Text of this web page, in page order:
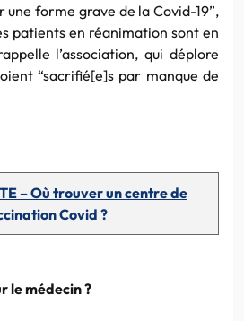
forme grave de la Covid-19”,
patients en réanimation sont en
l’association, qui déplore
“sacrifié[e]s par manque de
– Où trouver un centre de
Covid ?
le médecin ?